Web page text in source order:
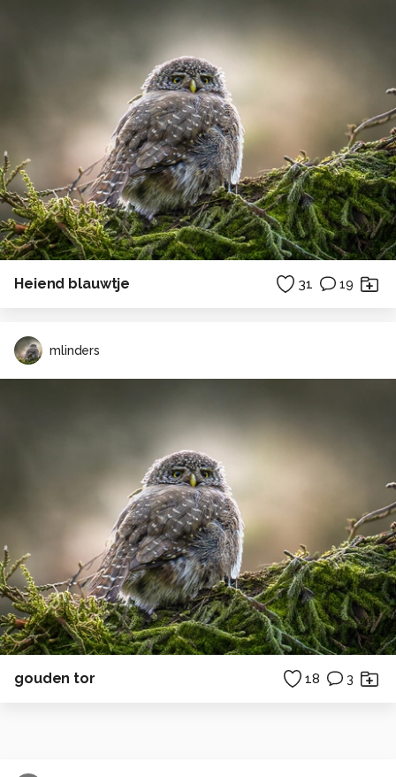
Heiend blauwtje 31 19
mlinders
gouden tor 18 3